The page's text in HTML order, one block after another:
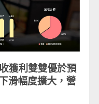
收獲利雙雙優於預
滑幅度擴大，營